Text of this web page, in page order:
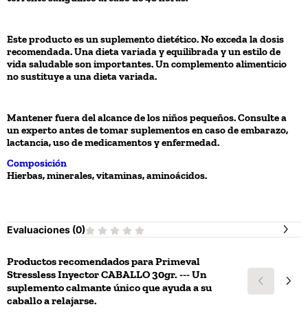
Este producto es un suplemento dietético. No exceda la dosis
recomendada. Una dieta variada y equilibrada y un estilo de
vida saludable son importantes. Un complemento alimenticio
no sustituye a una dieta variada.
Mantener fuera del alcance de los niños pequeños. Consulte a
un experto antes de tomar suplementos en caso de embarazo,
lactancia, uso de medicamentos y enfermedad.
Composición
Hierbas, minerales, vitaminas, aminoácidos.
Evaluaciones (0)
Productos recomendados paraPrimeval
Stressless Inyector CABALLO 30gr. --- Un
suplemento calmante único que ayuda a su
caballo a relajarse.